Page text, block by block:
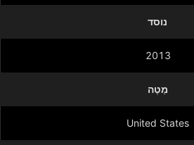
נוסד
2013
מַטֶה
United States